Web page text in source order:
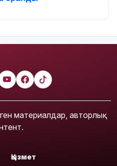
материалдар, авторлық
Қызмет